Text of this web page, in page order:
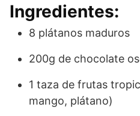
Ingredientes:
8 plátanos maduros
200g de chocolate
1 taza de frutas
mango, plátano)